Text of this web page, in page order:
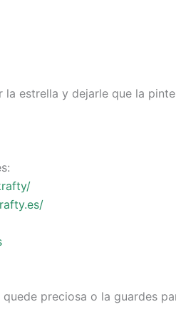
la estrella y dejarle que la
preciosa o la guardes